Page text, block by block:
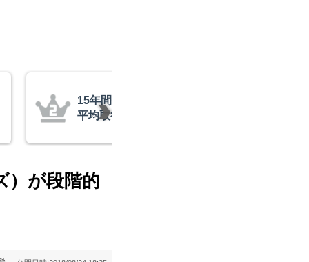
米クラリティー法案、上院採決が9
月まで延期＝報道
）が段階的